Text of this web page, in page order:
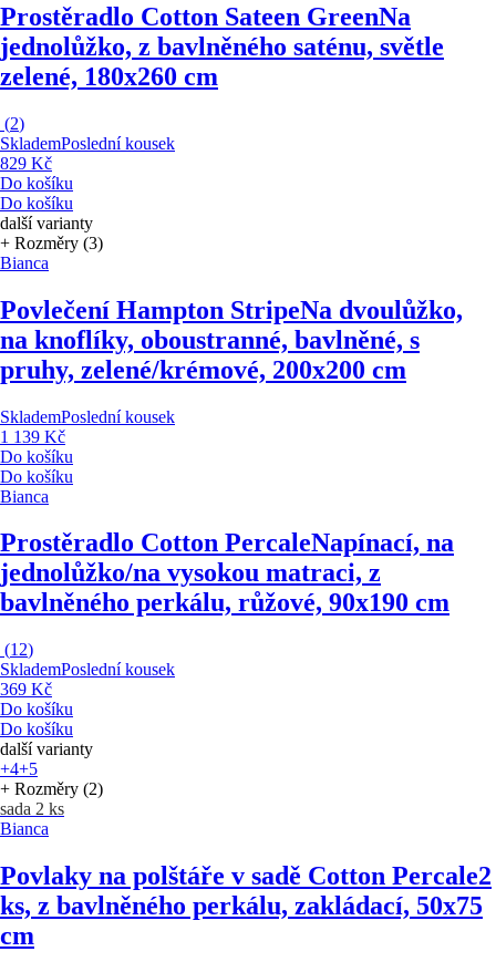
Prostěradlo Cotton Sateen GreenNa
jednolůžko, z bavlněného saténu, světle
zelené, 180x260 cm
(2)
SklademPoslední kousek
829 Kč
Do košíku
Do košíku
další varianty
+ Rozměry (3)
Bianca
Povlečení Hampton StripeNa dvoulůžko,
na knoflíky, oboustranné, bavlněné, s
pruhy, zelené/krémové, 200x200 cm
SklademPoslední kousek
1 139 Kč
Do košíku
Do košíku
Bianca
Prostěradlo Cotton PercaleNapínací, na
jednolůžko/na vysokou matraci, z
bavlněného perkálu, růžové, 90x190 cm
(12)
SklademPoslední kousek
369 Kč
Do košíku
Do košíku
další varianty
+4+5
+ Rozměry (2)
sada 2 ks
Bianca
Povlaky na polštáře v sadě Cotton Percale2
ks, z bavlněného perkálu, zakládací, 50x75
cm